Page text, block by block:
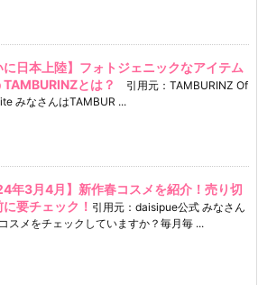
に日本上陸】フォトジェニックなアイテム
とは？
引用元：TAMBURINZ Of
みなさんはTAMBUR ...
年3月4月】新作春コスメを紹介！売り切
要チェック！ 引用元：daisipue公式 みなさん
スメをチェックしていますか？毎月毎 ...